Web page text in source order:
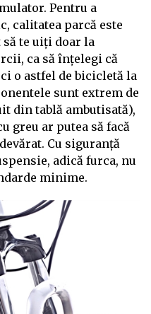
Pentru a
calitatea parcă este
te uiți doar la
ca să înțelegi că
o astfel de bicicletă la
sunt extrem de
din tablă ambutisată),
greu ar putea să facă
Cu siguranță
adică furca, nu
minime.